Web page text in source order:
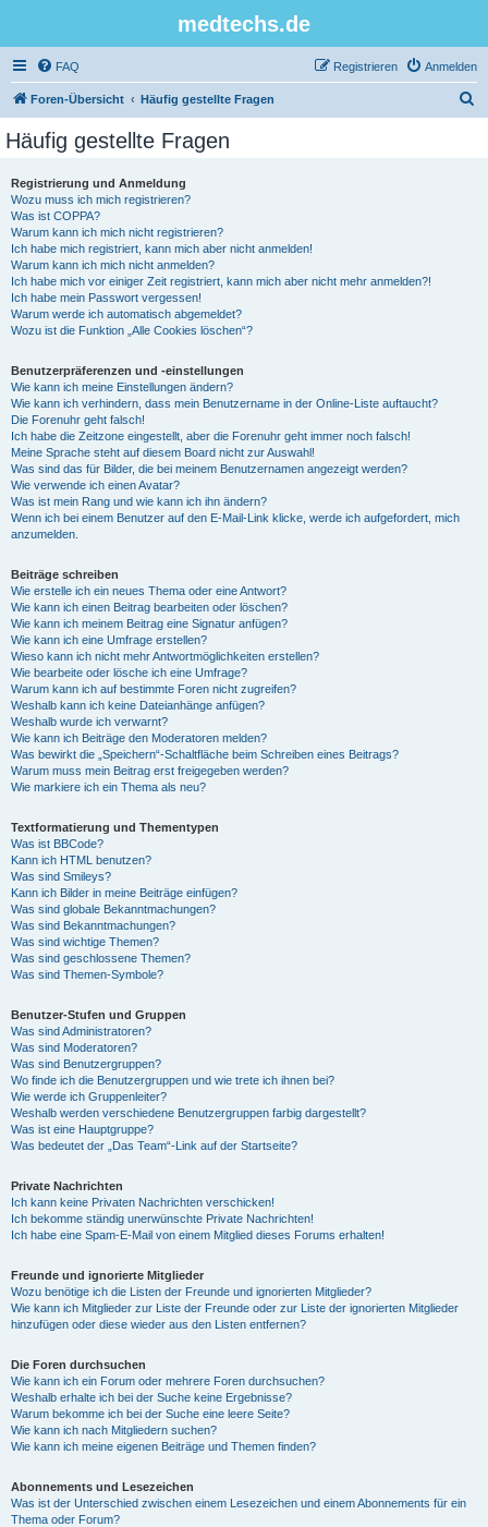
medtechs.de
FAQ Anmelden
Registrieren
Foren-Übersicht Häufig gestellte Fragen
Häufig gestellte Fragen
Registrierung und Anmeldung
Wozu muss ich mich registrieren?
Was ist COPPA?
Warum kann ich mich nicht registrieren?
Ich habe mich registriert, kann mich aber nicht anmelden!
Warum kann ich mich nicht anmelden?
Ich habe mich vor einiger Zeit registriert, kann mich aber nicht mehr anmelden?!
Ich habe mein Passwort vergessen!
Warum werde ich automatisch abgemeldet?
Wozu ist die Funktion „Alle Cookies löschen“?
Benutzerpräferenzen und -einstellungen
Wie kann ich meine Einstellungen ändern?
Wie kann ich verhindern, dass mein Benutzername in der Online-Liste auftaucht?
Die Forenuhr geht falsch!
Ich habe die Zeitzone eingestellt, aber die Forenuhr geht immer noch falsch!
Meine Sprache steht auf diesem Board nicht zur Auswahl!
Was sind das für Bilder, die bei meinem Benutzernamen angezeigt werden?
Wie verwende ich einen Avatar?
Was ist mein Rang und wie kann ich ihn ändern?
Wenn ich bei einem Benutzer auf den E-Mail-Link klicke, werde ich aufgefordert, mich
anzumelden.
Beiträge schreiben
Wie erstelle ich ein neues Thema oder eine Antwort?
Wie kann ich einen Beitrag bearbeiten oder löschen?
Wie kann ich meinem Beitrag eine Signatur anfügen?
Wie kann ich eine Umfrage erstellen?
Wieso kann ich nicht mehr Antwortmöglichkeiten erstellen?
Wie bearbeite oder lösche ich eine Umfrage?
Warum kann ich auf bestimmte Foren nicht zugreifen?
Weshalb kann ich keine Dateianhänge anfügen?
Weshalb wurde ich verwarnt?
Wie kann ich Beiträge den Moderatoren melden?
Was bewirkt die „Speichern“-Schaltfläche beim Schreiben eines Beitrags?
Warum muss mein Beitrag erst freigegeben werden?
Wie markiere ich ein Thema als neu?
Textformatierung und Thementypen
Was ist BBCode?
Kann ich HTML benutzen?
Was sind Smileys?
Kann ich Bilder in meine Beiträge einfügen?
Was sind globale Bekanntmachungen?
Was sind Bekanntmachungen?
Was sind wichtige Themen?
Was sind geschlossene Themen?
Was sind Themen-Symbole?
Benutzer-Stufen und Gruppen
Was sind Administratoren?
Was sind Moderatoren?
Was sind Benutzergruppen?
Wo finde ich die Benutzergruppen und wie trete ich ihnen bei?
Wie werde ich Gruppenleiter?
Weshalb werden verschiedene Benutzergruppen farbig dargestellt?
Was ist eine Hauptgruppe?
Was bedeutet der „Das Team“-Link auf der Startseite?
Private Nachrichten
Ich kann keine Privaten Nachrichten verschicken!
Ich bekomme ständig unerwünschte Private Nachrichten!
Ich habe eine Spam-E-Mail von einem Mitglied dieses Forums erhalten!
Freunde und ignorierte Mitglieder
Wozu benötige ich die Listen der Freunde und ignorierten Mitglieder?
Wie kann ich Mitglieder zur Liste der Freunde oder zur Liste der ignorierten Mitglieder
hinzufügen oder diese wieder aus den Listen entfernen?
Die Foren durchsuchen
Wie kann ich ein Forum oder mehrere Foren durchsuchen?
Weshalb erhalte ich bei der Suche keine Ergebnisse?
Warum bekomme ich bei der Suche eine leere Seite?
Wie kann ich nach Mitgliedern suchen?
Wie kann ich meine eigenen Beiträge und Themen finden?
Abonnements und Lesezeichen
Was ist der Unterschied zwischen einem Lesezeichen und einem Abonnements für ein
Thema oder Forum?